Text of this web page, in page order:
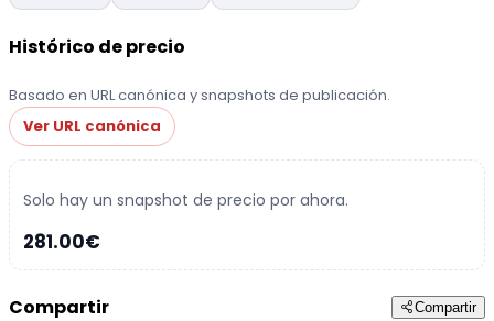
Histórico de precio
Basado en URL canónica y snapshots de publicación.
Ver URL canónica
Solo hay un snapshot de precio por ahora.
281.00€
Compartir Compartir